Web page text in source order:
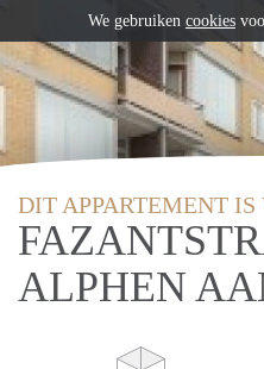
DIT APPARTEMENT IS
ALPHEN
We gebruiken cookies